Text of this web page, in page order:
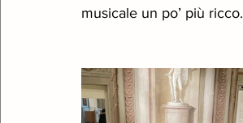
musicale un po’ più ricco.